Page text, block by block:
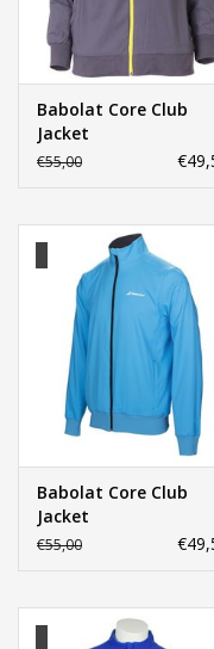
Babolat Core Club
Jacket
€55,00
Babolat Core Club
Jacket
€55,00